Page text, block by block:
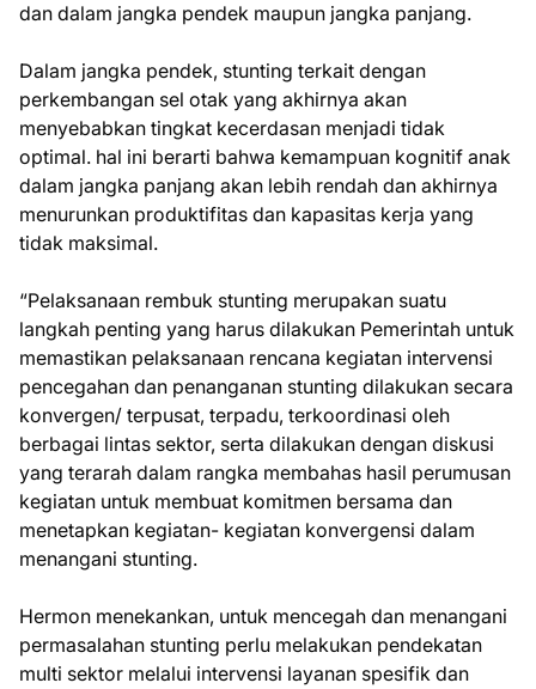
dan dalam jangka pendek maupun jangka panjang.
Dalam jangka pendek, stunting terkait dengan
perkembangan sel otak yang akhirnya akan
menyebabkan tingkat kecerdasan menjadi tidak
optimal. hal ini berarti bahwa kemampuan kognitif anak
dalam jangka panjang akan lebih rendah dan akhirnya
menurunkan produktifitas dan kapasitas kerja yang
tidak maksimal.
“Pelaksanaan rembuk stunting merupakan suatu
langkah penting yang harus dilakukan Pemerintah untuk
memastikan pelaksanaan rencana kegiatan intervensi
pencegahan dan penanganan stunting dilakukan secara
konvergen/ terpusat, terpadu, terkoordinasi oleh
berbagai lintas sektor, serta dilakukan dengan diskusi
yang terarah dalam rangka membahas hasil perumusan
kegiatan untuk membuat komitmen bersama dan
menetapkan kegiatan- kegiatan konvergensi dalam
menangani stunting.
Hermon menekankan, untuk mencegah dan menangani
permasalahan stunting perlu melakukan pendekatan
multi sektor melalui intervensi layanan spesifik dan